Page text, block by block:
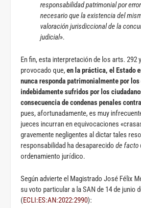
responsabilidad patrimonial por
necesario que la existencia del
valoración jurisdiccional de la
judicial».
En fin, esta interpretación de los arts. 292
provocado que,en la práctica, el Estado
nunca responda patrimonialmente por los
indebidamente sufridos por los
consecuencia de condenas penales
pues, afortunadamente, es muy
jueces incurran en equivocaciones
gravemente negligentes al dictar tales
responsabilidad ha desaparecidode facto
ordenamiento jurídico.
Según advierte el Magistrado José Félix
su voto particular a la SAN de 14 de junio
(ECLI:ES:AN:2022:2990):